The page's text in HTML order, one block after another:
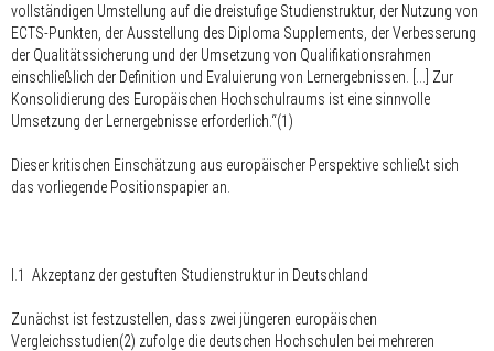
vollständigen Umstellung auf die dreistufige Studienstruktur, der Nutzung von
ECTS-Punkten, der Ausstellung des Diploma Supplements, der Verbesserung
der Qualitätssicherung und der Umsetzung von Qualifikationsrahmen
einschließlich der Definition und Evaluierung von Lernergebnissen. [...] Zur
Konsolidierung des Europäischen Hochschulraums ist eine sinnvolle
Umsetzung der Lernergebnisse erforderlich.“(1)
Dieser kritischen Einschätzung aus europäischer Perspektive schließt sich
das vorliegende Positionspapier an.
I.1 Akzeptanz der gestuften Studienstruktur in Deutschland
Zunächst ist festzustellen, dass zwei jüngeren europäischen
Vergleichsstudien(2) zufolge die deutschen Hochschulen bei mehreren